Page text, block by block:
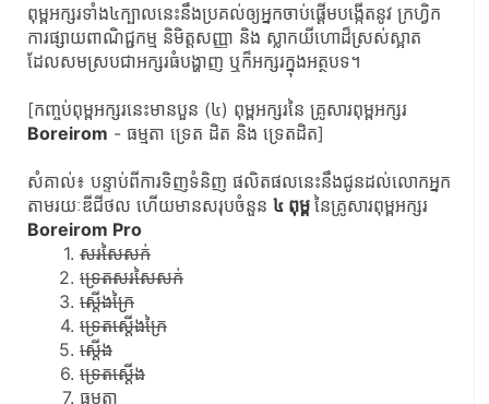
ពុម្ពអក្សរទាំង៤ក្បាលនេះនឹងប្រគល់ឲ្យអ្នកចាប់ផ្ដើមបង្កើតនូវ ក្រហ្វិក
ការផ្សាយពាណិជ្ជកម្ម និមិត្តសញ្ញា និង ស្លាកយីហោដ៏ស្រស់ស្អាត
ដែលសមស្របជាអក្សរធំបង្ហាញ ឬក៏អក្សរក្នុងអត្ថបទ។
Boreirom - ធម្មតា ទ្រេត ដិត និង ទ្រេតដិត]
សំគាល់៖ បន្ទាប់ពីការទិញទំនិញ ផលិតផលនេះនឹងជូនដល់លោកអ្នក
តាមរយៈឌីជីថល​ ហើយមានសរុបចំនួន ៤ ពុម្ព នៃគ្រូសារពុម្ពអក្សរ ​
Boreirom Pro
សរសៃសក់
ទ្រេតសរសៃសក់
ស្ដើងក្រៃ
ទ្រេតស្ដើងក្រៃ
ស្ដើង
ទ្រេតស្ដើង
ធម្មតា